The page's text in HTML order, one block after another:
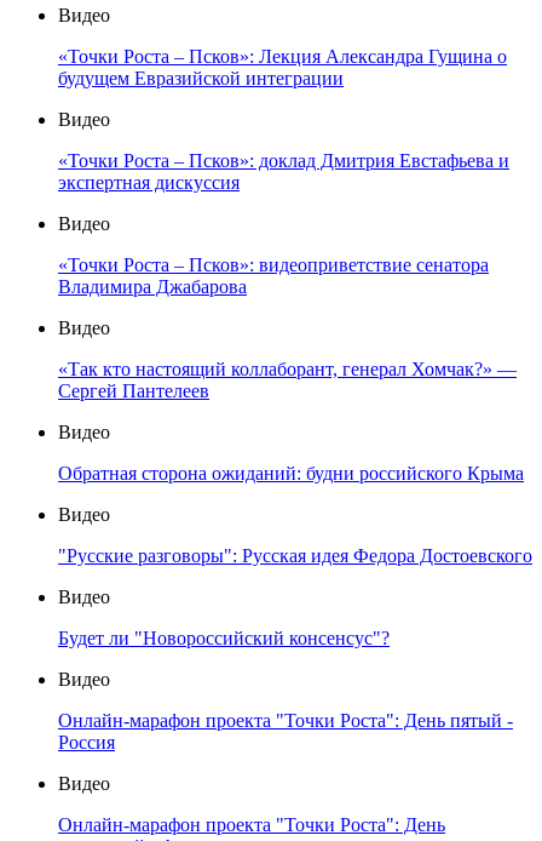
Видео
«Точки Роста – Псков»: Лекция Александра Гущина о
будущем Евразийской интеграции
Видео
«Точки Роста – Псков»: доклад Дмитрия Евстафьева и
экспертная дискуссия
Видео
«Точки Роста – Псков»: видеоприветствие сенатора
Владимира Джабарова
Видео
«Так кто настоящий коллаборант, генерал Хомчак?» —
Сергей Пантелеев
Видео
Обратная сторона ожиданий: будни российского Крыма
Видео
"Русские разговоры": Русская идея Федора Достоевского
Видео
Будет ли "Новороссийский консенсус"?
Видео
Онлайн-марафон проекта "Точки Роста": День пятый -
Россия
Видео
Онлайн-марафон проекта "Точки Роста": День